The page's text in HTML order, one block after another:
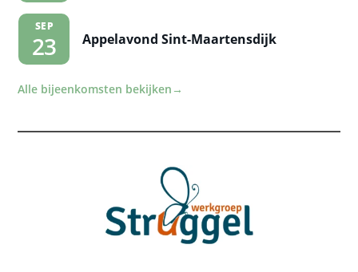
SEP
23 Appelavond Sint-Maartensdijk
Alle bijeenkomsten bekijken →